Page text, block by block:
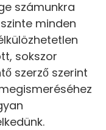
számunkra
minden
sokszor
szerző szerint